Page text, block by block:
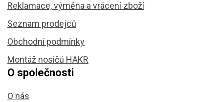
Reklamace, výměna a vrácení zboží
Seznam prodejců
Obchodní podmínky
Montáž nosičů HAKR
O společnosti
O nás